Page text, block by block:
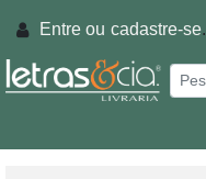
Entre ou cadastre-se.